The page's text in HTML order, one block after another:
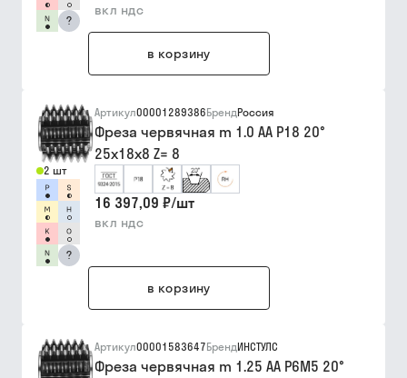
?
вкл ндс
в корзину
2 шт
?
Артикул00001289386БрендРоссия
Фреза червячная m 1.0 АА Р18 20°
25х18х8 Z= 8
16 397,09 ₽/шт
вкл ндс
в корзину
Артикул00001583647БрендИНСТУЛС
Фреза червячная m 1.25 АА Р6М5 20°